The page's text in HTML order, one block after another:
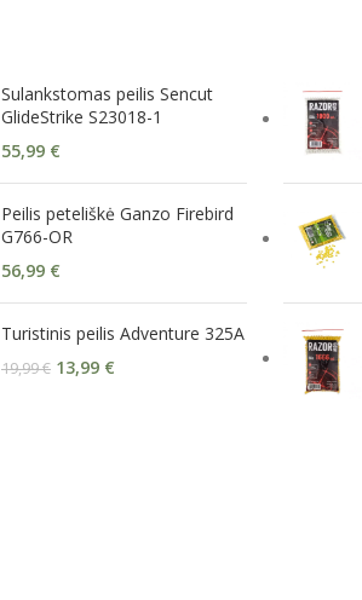
Sulankstomas peilis Sencut
GlideStrike S23018-1
55,99 €
Peilis peteliškė Ganzo Firebird
G766-OR
56,99 €
Turistinis peilis Adventure 325A
19,99€ 13,99 €